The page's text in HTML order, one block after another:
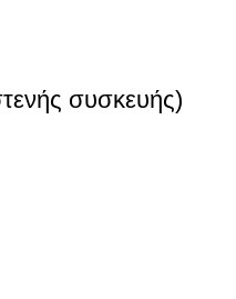
συσκευής)